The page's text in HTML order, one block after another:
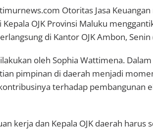
Otoritas Jasa
Kepala OJK Provinsi Maluku
di Kantor OJK Ambon,
oleh Sophia Wattimena.
pimpinan di daerah menjadi
terhadap pembangunan
kerja dan Kepala OJK daerah